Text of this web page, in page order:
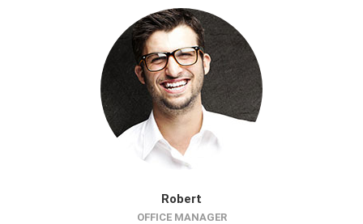
Robert
OFFICE MANAGER